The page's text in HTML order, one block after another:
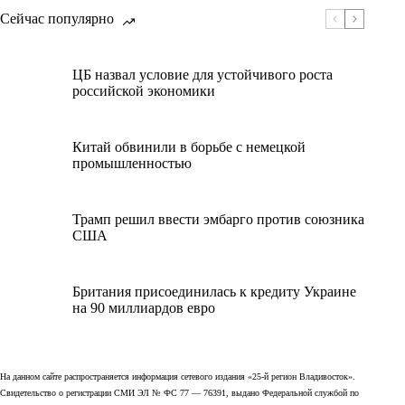
Сейчас популярно
ЦБ назвал условие для устойчивого роста
российской экономики
Китай обвинили в борьбе с немецкой
промышленностью
Трамп решил ввести эмбарго против союзника
США
Британия присоединилась к кредиту Украине
на 90 миллиардов евро
На данном сайте распространяется информация сетевого издания «25-й регион Владивосток».
Свидетельство о регистрации СМИ ЭЛ № ФС 77 — 76391, выдано Федеральной службой по